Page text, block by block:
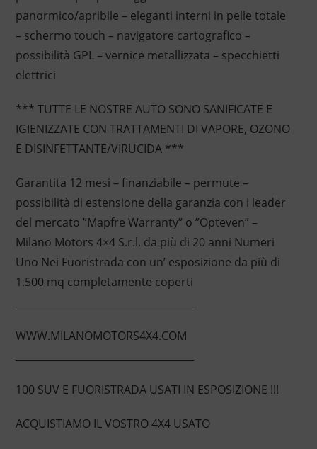
panormico/apribile – eleganti interni in pelle totale
– schermo touch – navigatore cartografico –
possibilità GPL – vernice metallizzata – specchietti
elettrici
*** TUTTE LE NOSTRE AUTO SONO SANIFICATE E
IGIENIZZATE CON TRATTAMENTI DI VAPORE, OZONO
E DISINFETTANTE/VIRUCIDA ***
Garantita 12 mesi – finanziabile – permute –
possibilità di estensione della garanzia con i leader
del mercato ”Mapfre Warranty” o ”Opteven” –
Milano Motors 4×4 S.r.l. da più di 20 anni Numeri
Uno Nei Fuoristrada con un’ esposizione da più di
1.500 mq completamente coperti
WWW.MILANOMOTORS4X4.COM
100 SUV E FUORISTRADA USATI IN ESPOSIZIONE !!!
ACQUISTIAMO IL VOSTRO 4X4 USATO